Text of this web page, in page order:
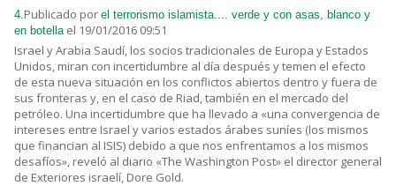
4. Publicado por el terrorismo islamista.... verde y con asas, blanco y
en botella el 19/01/2016 09:51
Israel y Arabia Saudí, los socios tradicionales de Europa y Estados
Unidos, miran con incertidumbre al día después y temen el efecto
de esta nueva situación en los conflictos abiertos dentro y fuera de
sus fronteras y, en el caso de Riad, también en el mercado del
petróleo. Una incertidumbre que ha llevado a «una convergencia de
intereses entre Israel y varios estados árabes suníes (los mismos
que financian al ISIS) debido a que nos enfrentamos a los mismos
desafíos», reveló al diario «The Washington Post» el director general
de Exteriores israelí, Dore Gold.